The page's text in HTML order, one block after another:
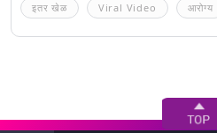
इतर खेळ Viral Video आरोग्य